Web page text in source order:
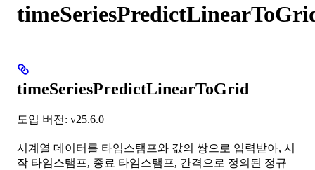
timeSeriesPredictLinearToGrid
도입 버전: v25.6.0
시계열 데이터를 타임스탬프와 값의 쌍으로 입력받아, 시
작 타임스탬프, 종료 타임스탬프, 간격으로 정의된 정규